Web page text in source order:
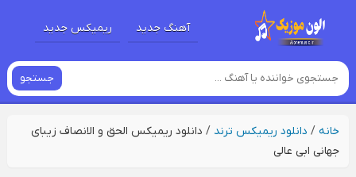
آهنگ جدید ریمیکس جدید
جستجو
خانه/ دانلود ریمیکس ترند / دانلود ریمیکس الحق و الانصاف زیبای
جهانی ابی عالی